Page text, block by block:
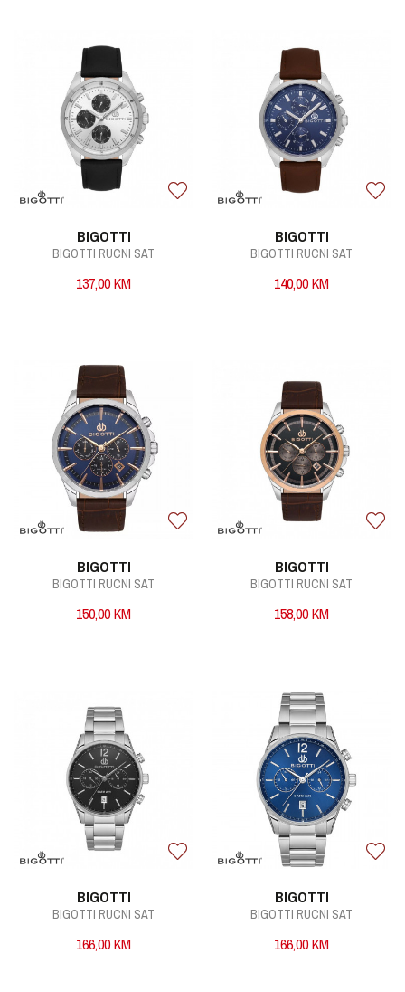
BIGOTTI
BIGOTTI RUCNI SAT
137,00KM
BIGOTTI
BIGOTTI RUCNI SAT
140,00KM
BIGOTTI
BIGOTTI RUCNI SAT
150,00KM
BIGOTTI
BIGOTTI RUCNI SAT
158,00KM
BIGOTTI
BIGOTTI RUCNI SAT
166,00KM
BIGOTTI
BIGOTTI RUCNI SAT
166,00KM